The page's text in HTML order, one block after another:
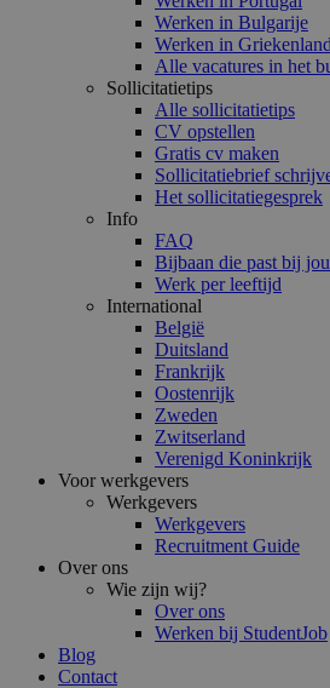
Werken in Bulgarije
Werken in Griekenland
Alle vacatures in het
Sollicitatietips
Alle sollicitatietips
CV opstellen
Gratis cv maken
Sollicitatiebrief
Het sollicitatiegesprek
Info
FAQ
Bijbaan die past bij
Werk per leeftijd
International
België
Duitsland
Frankrijk
Oostenrijk
Zweden
Zwitserland
Verenigd Koninkrijk
Voor werkgevers
Werkgevers
Werkgevers
Recruitment Guide
Over ons
Wie zijn wij?
Over ons
Werken bij StudentJob
Blog
Contact